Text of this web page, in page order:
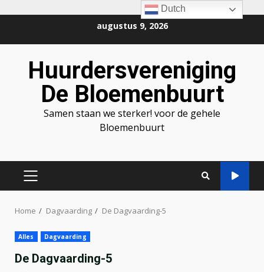
inhoud
augustus 9, 2026
Huurdersvereniging
De Bloemenbuurt
Samen staan we sterker! voor de gehele
Bloemenbuurt
PRIMAIR
Home Dagvaarding De Dagvaarding-5
Alles Dagvaarding
De Dagvaarding-5
Dutch